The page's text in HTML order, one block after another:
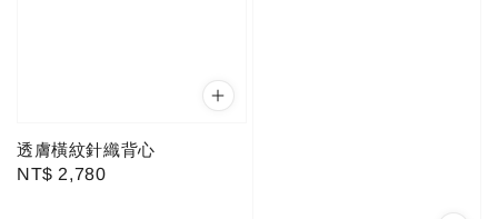
透膚橫紋針織背心
Regular
NT$ 2,780